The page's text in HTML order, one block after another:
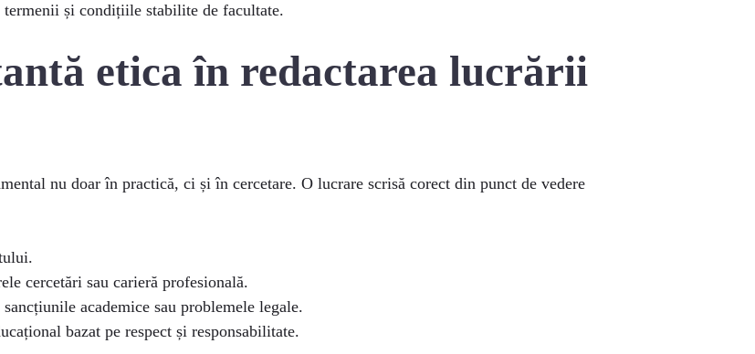
și condițiile stabilite de facultate.
etica în redactarea lucrării
nu doar în practică, ci și în cercetare. O lucrare scrisă corect din punct de vedere
cercetări sau carieră profesională.
academice sau problemele legale.
bazat pe respect și responsabilitate.